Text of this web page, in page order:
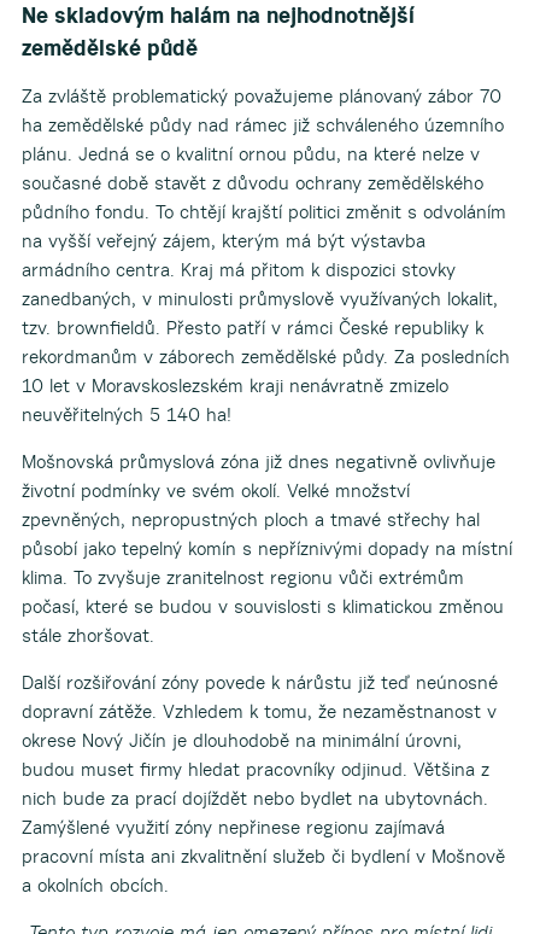
Ne skladovým halám na nejhodnotnější
zemědělské půdě
Za zvláště problematický považujeme plánovaný zábor 70
ha zemědělské půdy nad rámec již schváleného územního
plánu. Jedná se o kvalitní ornou půdu, na které nelze v
současné době stavět z důvodu ochrany zemědělského
půdního fondu. To chtějí krajští politici změnit s odvoláním
na vyšší veřejný zájem, kterým má být výstavba
armádního centra. Kraj má přitom k dispozici stovky
zanedbaných, v minulosti průmyslově využívaných lokalit,
tzv. brownfieldů. Přesto patří v rámci České republiky k
rekordmanům v záborech zemědělské půdy. Za posledních
10 let v Moravskoslezském kraji nenávratně zmizelo
neuvěřitelných 5 140 ha!
Mošnovská průmyslová zóna již dnes negativně ovlivňuje
životní podmínky ve svém okolí. Velké množství
zpevněných, nepropustných ploch a tmavé střechy hal
působí jako tepelný komín s nepříznivými dopady na místní
klima. To zvyšuje zranitelnost regionu vůči extrémům
počasí, které se budou v souvislosti s klimatickou změnou
stále zhoršovat.
Další rozšiřování zóny povede k nárůstu již teď neúnosné
dopravní zátěže. Vzhledem k tomu, že nezaměstnanost v
okrese Nový Jičín je dlouhodobě na minimální úrovni,
budou muset firmy hledat pracovníky odjinud. Většina z
nich bude za prací dojíždět nebo bydlet na ubytovnách.
Zamýšlené využití zóny nepřinese regionu zajímavá
pracovní místa ani zkvalitnění služeb či bydlení v Mošnově
a okolních obcích.